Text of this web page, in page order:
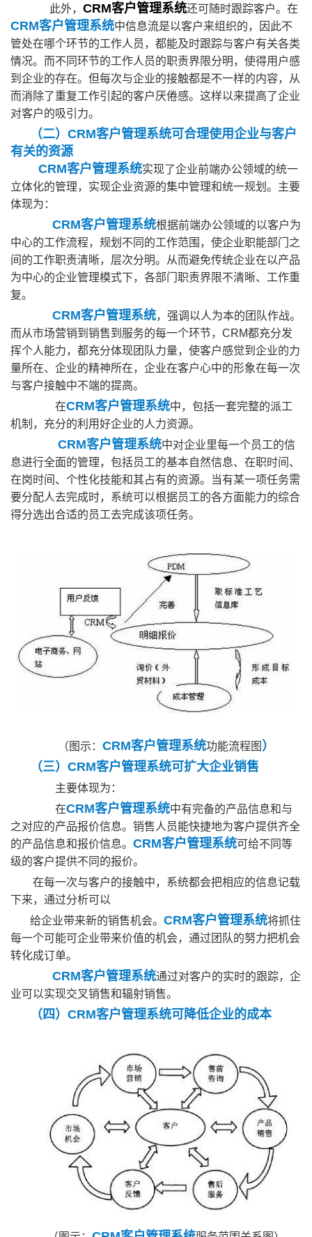
此外， CRM客户管理系统还可随时跟踪客户。在
CRM客户管理系统中信息流是以客户来组织的，因此不
管处在哪个环节的工作人员，都能及时跟踪与客户有关各类
情况。而不同环节的工作人员的职责界限分明，使得用户感
到企业的存在。但每次与企业的接触都是不一样的内容，从
而消除了重复工作引起的客户厌倦感。这样以来提高了企业
对客户的吸引力。
（二）CRM客户管理系统可合理使用企业与客户
有关的资源
CRM客户管理系统实现了企业前端办公领域的统一
立体化的管理，实现企业资源的集中管理和统一规划。主要
体现为：
CRM客户管理系统根据前端办公领域的以客户为
中心的工作流程，规划不同的工作范围，使企业职能部门之
间的工作职责清晰，层次分明。从而避免传统企业在以产品
为中心的企业管理模式下，各部门职责界限不清晰、工作重
复。
CRM客户管理系统，强调以人为本的团队作战。
而从市场营销到销售到服务的每一个环节，CRM都充分发
挥个人能力，都充分体现团队力量，使客户感觉到企业的力
量所在、企业的精神所在，企业在客户心中的形象在每一次
与客户接触中不端的提高。
在CRM客户管理系统中，包括一套完整的派工
机制，充分的利用好企业的人力资源。
CRM客户管理系统中对企业里每一个员工的信
息进行全面的管理，包括员工的基本自然信息、在职时间、
在岗时间、个性化技能和其占有的资源。当有某一项任务需
要分配人去完成时，系统可以根据员工的各方面能力的综合
得分选出合适的员工去完成该项任务。
（图示： CRM客户管理系统功能流程图 ）
（三）CRM客户管理系统可扩大企业销售
主要体现为：
在CRM客户管理系统中有完备的产品信息和与
之对应的产品报价信息。销售人员能快捷地为客户提供齐全
的产品信息和报价信息。 CRM客户管理系统可给不同等
级的客户提供不同的报价。
在每一次与客户的接触中，系统都会把相应的信息记载
下来，通过分析可以
给企业带来新的销售机会。 CRM客户管理系统将抓住
每一个可能可企业带来价值的机会，通过团队的努力把机会
转化成订单。
CRM客户管理系统通过对客户的实时的跟踪，企
业可以实现交叉销售和辐射销售。
（四）CRM客户管理系统可降低企业的成本